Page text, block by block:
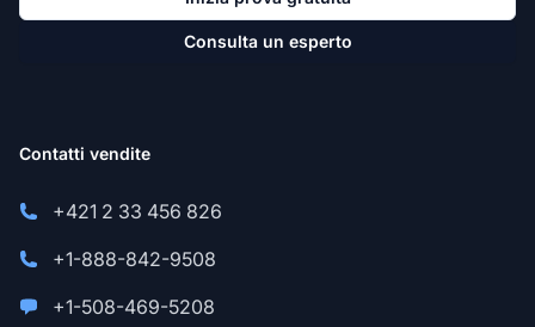
Consulta un esperto
Contatti vendite
+421 2 33 456 826
+1-888-842-9508
+1-508-469-5208